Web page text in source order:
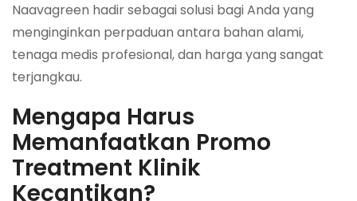
Naavagreen hadir sebagai solusi bagi Anda yang
menginginkan perpaduan antara bahan alami,
tenaga medis profesional, dan harga yang sangat
terjangkau.
Mengapa Harus
Memanfaatkan Promo
Treatment Klinik
Kecantikan?